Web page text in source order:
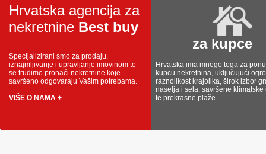
Hrvatska agencija za
nekretnine Best buy
Specijalizirani smo za prodaju,
iznajmljivanje i upravljanje imovinom te
se trudimo pronaći nekretnine koje
savršeno odgovaraju Vašim potrebama.
VIŠE O NAMA +
za kupce
Hrvatska ima mnogo toga za
kupcu nekretnina, uključujući
raznolikost krajolika, širok izbor
naselja i sela, savršene klimatske
te prekrasne plaže.